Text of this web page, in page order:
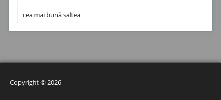
cea mai bună saltea
Copyright © 2026